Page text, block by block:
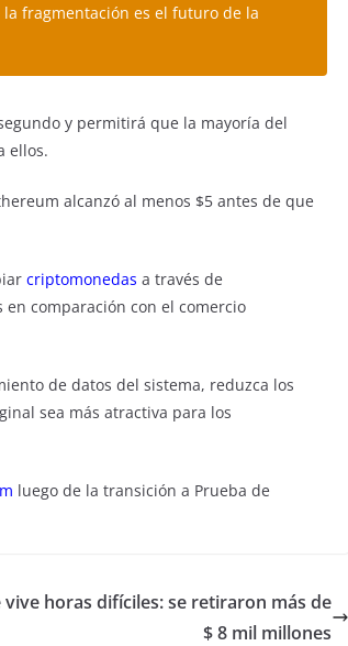
fragmentación es el futuro de la
y permitirá que la mayoría del
ellos.
alcanzó al menos $5 antes de que
criptomonedas a través de
comparación con el comercio
de datos del sistema, reduzca los
sea más atractiva para los
luego de la transición a Prueba de
vive horas difíciles: se retiraron más de
$ 8 mil millones